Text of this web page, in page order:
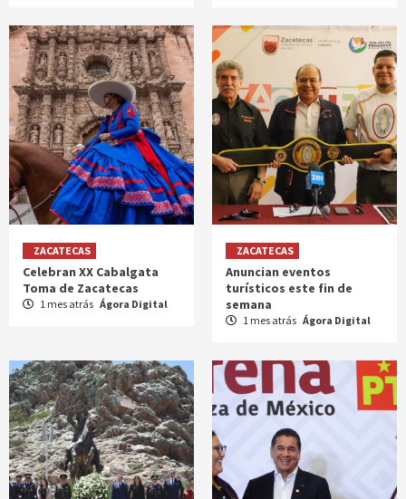
ZACATECAS
Celebran XX Cabalgata
Toma de Zacatecas
1 mes atrás Ágora Digital
ZACATECAS
Anuncian eventos
turísticos este fin de
semana
1 mes atrás Ágora Digital